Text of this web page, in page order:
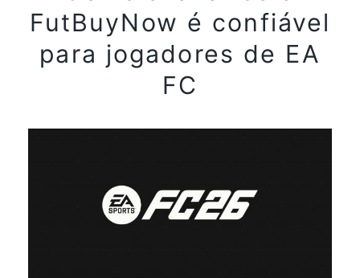
FutBuyNow é confiável
para jogadores de EA
FC